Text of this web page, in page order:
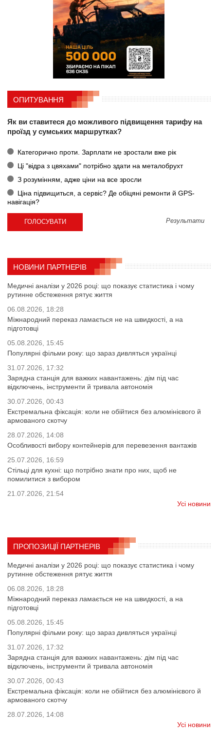
ОПИТУВАННЯ
Як ви ставитеся до можливого підвищення тарифу на
проїзд у сумських маршрутках?
Категорично проти. Зарплати не зростали вже рік
Ці "відра з цвяхами" потрібно здати на металобрухт
З розумінням, адже ціни на все зросли
Ціна підвищиться, а сервіс? Де обіцяні ремонти й GPS-
навігація?
Результати
НОВИНИ ПАРТНЕРІВ
Медичні аналізи у 2026 році: що показує статистика і чому
рутинне обстеження рятує життя
06.08.2026, 18:28
Міжнародний переказ ламається не на швидкості, а на
підготовці
05.08.2026, 15:45
Популярні фільми року: що зараз дивляться українці
31.07.2026, 17:32
Зарядна станція для важких навантажень: дім під час
відключень, інструменти й тривала автономія
30.07.2026, 00:43
Екстремальна фіксація: коли не обійтися без алюмінієвого й
армованого скотчу
28.07.2026, 14:08
Особливості вибору контейнерів для перевезення вантажів
25.07.2026, 16:59
Стільці для кухні: що потрібно знати про них, щоб не
помилитися з вибором
21.07.2026, 21:54
Усі новини
ПРОПОЗИЦІЇ ПАРТНЕРІВ
Медичні аналізи у 2026 році: що показує статистика і чому
рутинне обстеження рятує життя
06.08.2026, 18:28
Міжнародний переказ ламається не на швидкості, а на
підготовці
05.08.2026, 15:45
Популярні фільми року: що зараз дивляться українці
31.07.2026, 17:32
Зарядна станція для важких навантажень: дім під час
відключень, інструменти й тривала автономія
30.07.2026, 00:43
Екстремальна фіксація: коли не обійтися без алюмінієвого й
армованого скотчу
28.07.2026, 14:08
Усі новини